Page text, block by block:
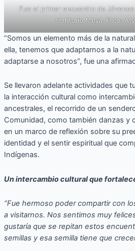
Fue el primer encuentro de
territorio Mbya. Foto:
“Somos un elemento más de la
ella, tenemos que adaptarnos a la
adaptarse a nosotros”, fue una
Se llevaron adelante actividades que
la interacción cultural como
ancestrales, el recorrido de un
Comunidad, como también danzas y
en un marco de reflexión sobre su
identidad y el sentir espiritual que
Indígenas.
Un intercambio cultural que
“Fue hermoso poder compartir con
a visitarnos. Nos sentimos muy
gustaría que se repitan estos
semillas y esa semilla tiene que